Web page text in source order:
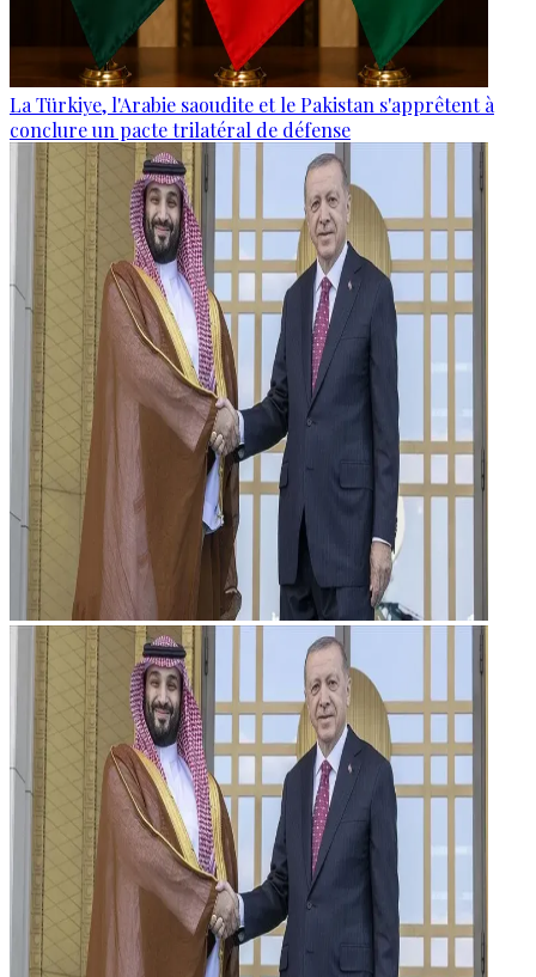
La Türkiye, l'Arabie saoudite et le Pakistan s'apprêtent à
conclure un pacte trilatéral de défense